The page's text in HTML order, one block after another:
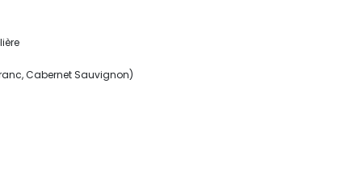
Cabernet Sauvignon)